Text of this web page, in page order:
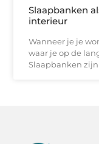
Slaapbanken
interieur
Wanneer je je
waar je op de
Slaapbanken